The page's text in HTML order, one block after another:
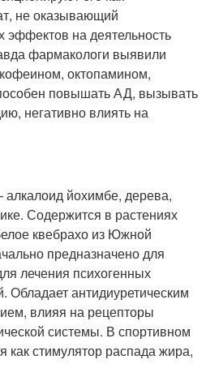
не оказывающий
эффектов на деятельность
фармакологи выявили
октопамином,
повышать АД, вызывать
негативно влиять на
йохимбе, дерева,
Содержится в растениях
квебрахо из Южной
предназначено для
лечения психогенных
Обладает антидиуретическим
влияя на рецепторы
системы. В спортивном
как стимулятор распада жира,